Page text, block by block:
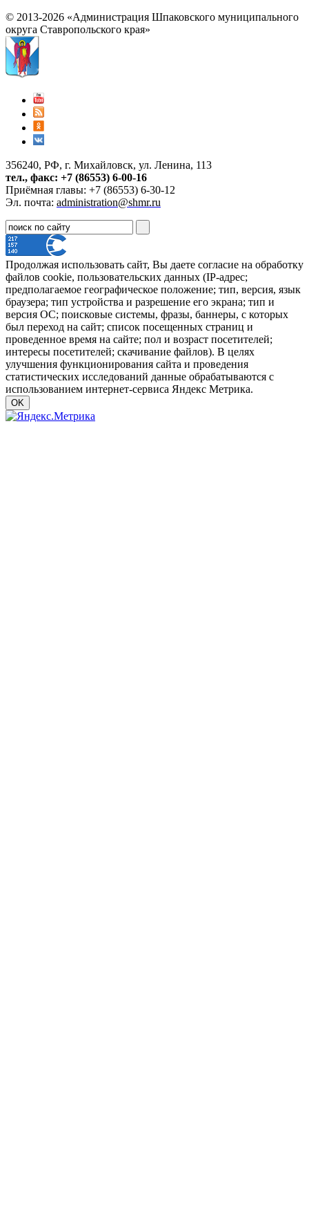
© 2013-2026 «Администрация Шпаковского муниципального
округа Ставропольского края»
356240, РФ, г. Михайловск, ул. Ленина, 113
тел., факс: +7 (86553) 6-00-16
Приёмная главы: +7 (86553) 6-30-12
Эл. почта: administration@shmr.ru
Продолжая использовать сайт, Вы даете согласие на обработку
файлов cookie, пользовательских данных (IP-адрес;
предполагаемое географическое положение; тип, версия, язык
браузера; тип устройства и разрешение его экрана; тип и
версия ОС; поисковые системы, фразы, баннеры, с которых
был переход на сайт; список посещенных страниц и
проведенное время на сайте; пол и возраст посетителей;
интересы посетителей; скачивание файлов). В целях
улучшения функционирования сайта и проведения
статистических исследований данные обрабатываются с
использованием интернет-сервиса Яндекс Метрика.
OK